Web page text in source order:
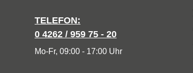
TELEFON:
0 4262 / 959 75 - 20
Mo-Fr, 09:00 - 17:00 Uhr